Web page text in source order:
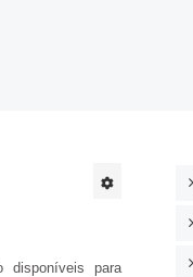
disponíveis para